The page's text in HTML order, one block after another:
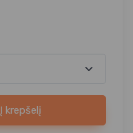
Į krepšelį